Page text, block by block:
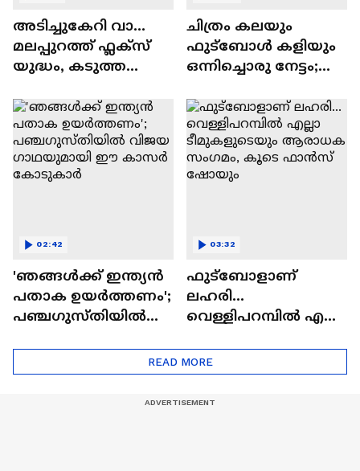
അടിച്ചുകേറി വാ...
മലപ്പുറത്ത് ഫ്ലക്സ്
യുദ്ധം, കടുത്ത
ബ്രസീൽ, അര്‍ജന്‍റീന
ആരാധകർ
ചിത്രം കലയും
ഫുട്ബോൾ കളിയും
ഒന്നിച്ചൊരു നേട്ടം;
ഖത്തർ ടീമിന്റെ
ബസിൽ ഇടം പിടിച്ചു
'ഞങ്ങൾക്ക് ഇന്ത്യൻ
പതാക ഉയർത്തണം';
പഞ്ച​ഗുസ്തിയിൽ
കോടുകാർ
02:42
ഫുട്ബോളാണ്
ലഹരി...
വെള്ളിപറമ്പിൽ എല്ലാ
ആരാധക സം​ഗമം,
കൂടെ ഫാൻസ്
03:32
READ MORE